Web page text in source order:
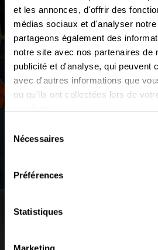
et les annonces, d'offrir des
médias sociaux et d'analyser
partageons également des
notre site avec nos partenaires de
publicité et d'analyse, qui peuvent
avec d'autres informations que
ou qu'ils ont collectées lors de
Nécessaires
Préférences
Statistiques
Marketing